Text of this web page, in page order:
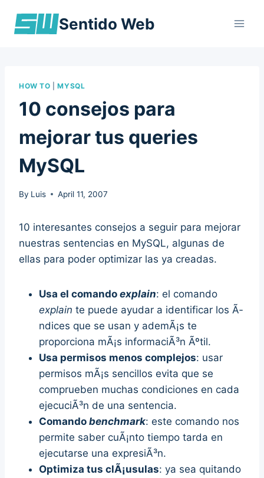
Sentido Web
HOW TO |MYSQL
10 consejos para
mejorar tus queries
MySQL
By Luis April 11, 2007
10 interesantes consejos a seguir para mejorar
nuestras sentencias en MySQL, algunas de
ellas para poder optimizar las ya creadas.
Usa el comando explain: el comando
explain te puede ayudar a identificar los Ã­
ndices que se usan y ademÃ¡s te
proporciona mÃ¡s informaciÃ³n Ãºtil.
Usa permisos menos complejos: usar
permisos mÃ¡s sencillos evita que se
comprueben muchas condiciones en cada
ejecuciÃ³n de una sentencia.
Comando benchmark: este comando nos
permite saber cuÃ¡nto tiempo tarda en
ejecutarse una expresiÃ³n.
Optimiza tus clÃ¡usulas: ya sea quitando